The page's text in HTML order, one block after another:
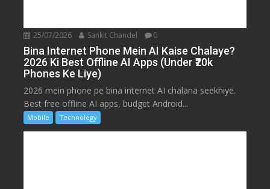
25/07/2026 Sankit Chandel 0
Bina Internet Phone Mein AI Kaise Chalaye?
2026 Ki Best Offline AI Apps (Under ₹20k
Phones Ke Liye)
2026 mein phone pe bina internet AI chalana seekhiye.
Best free offline AI apps, budget Android...
Mobile Technology